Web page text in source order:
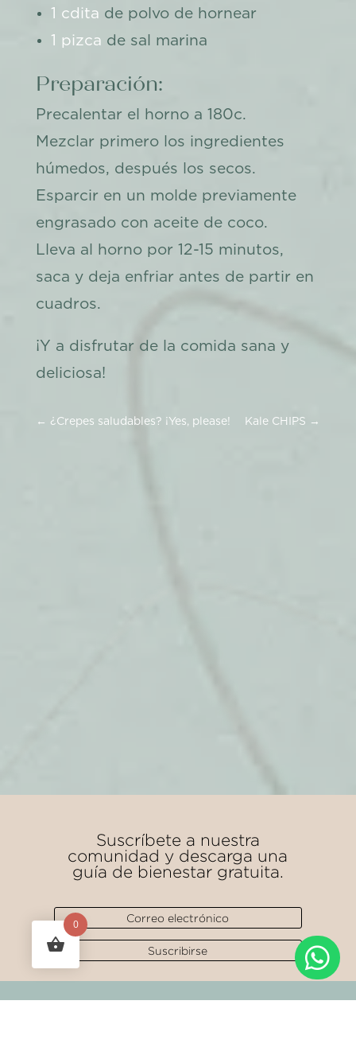
1 cdita de polvo de hornear
1 pizca de sal marina
Preparación:
Precalentar el horno a 180c.
Mezclar primero los ingredientes
húmedos, después los secos.
Esparcir en un molde previamente
engrasado con aceite de coco.
Lleva al horno por 12-15 minutos,
saca y deja enfriar antes de partir en
cuadros.
¡Y a disfrutar de la comida sana y
deliciosa!
← ¿Crepes saludables? ¡Yes, please! Kale CHIPS →
Suscríbete a nuestra
comunidad y descarga una
guía de bienestar gratuita.
Suscribirse 
0